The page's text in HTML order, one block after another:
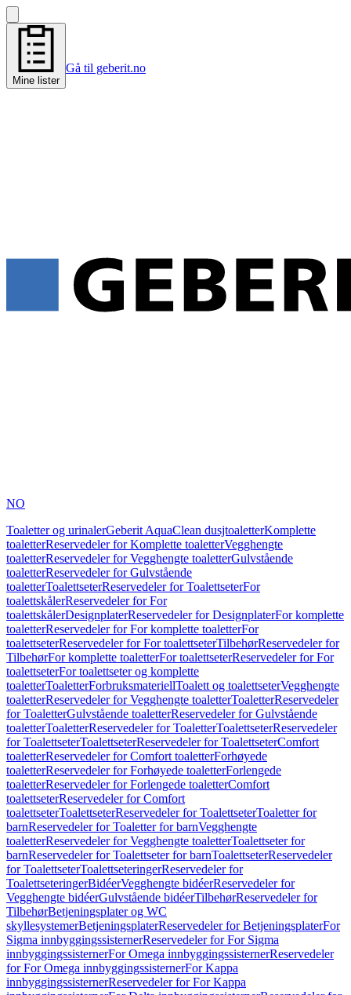
Mine lister
Gå til geberit.no
NO
Toaletter og urinalerGeberit AquaClean dusjtoaletterKomplette
toaletterReservedeler for Komplette toaletterVegghengte
toaletterReservedeler for Vegghengte toaletterGulvstående
toaletterReservedeler for Gulvstående
toaletterToalettseterReservedeler for ToalettseterFor
toalettskålerReservedeler for For
toalettskålerDesignplaterReservedeler for DesignplaterFor komplette
toaletterReservedeler for For komplette toaletterFor
toalettseterReservedeler for For toalettseterTilbehørReservedeler for
TilbehørFor komplette toaletterFor toalettseterReservedeler for For
toalettseterFor toalettseter og komplette
toaletterToaletterForbruksmateriellToalett og toalettseterVegghengte
toaletterReservedeler for Vegghengte toaletterToaletterReservedeler
for ToaletterGulvstående toaletterReservedeler for Gulvstående
toaletterToaletterReservedeler for ToaletterToalettseterReservedeler
for ToalettseterToalettseterReservedeler for ToalettseterComfort
toaletterReservedeler for Comfort toaletterForhøyede
toaletterReservedeler for Forhøyede toaletterForlengede
toaletterReservedeler for Forlengede toaletterComfort
toalettseterReservedeler for Comfort
toalettseterToalettseterReservedeler for ToalettseterToaletter for
barnReservedeler for Toaletter for barnVegghengte
toaletterReservedeler for Vegghengte toaletterToalettseter for
barnReservedeler for Toalettseter for barnToalettseterReservedeler
for ToalettseterToalettseteringerReservedeler for
ToalettseteringerBidéerVegghengte bidéerReservedeler for
Vegghengte bidéerGulvstående bidéerTilbehørReservedeler for
TilbehørBetjeningsplater og WC
skyllesystemerBetjeningsplaterReservedeler for BetjeningsplaterFor
Sigma innbyggingssisternerReservedeler for For Sigma
innbyggingssisternerFor Omega innbyggingssisternerReservedeler
for For Omega innbyggingssisternerFor Kappa
innbyggingssisternerReservedeler for For Kappa